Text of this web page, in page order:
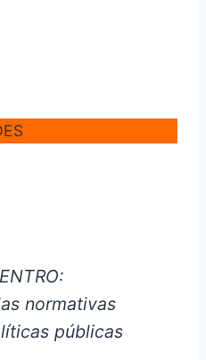
normativas
públicas